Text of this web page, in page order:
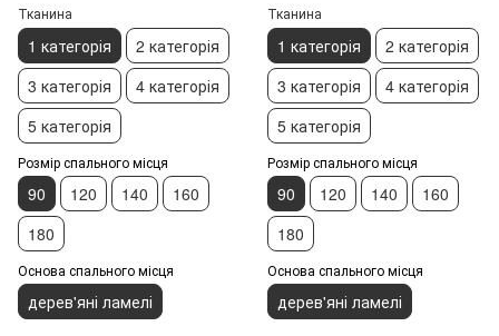
Тканина
1 категорія
2 категорія
3 категорія
4 категорія
5 категорія
Розмір спального місця
90 120 140
160
180
Основа спального місця
дерев'яні ламелі
Тканина
1 категорія
2 категорія
3 категорія
4 категорія
5 категорія
Розмір спального місця
90 120 140
160
180
Основа спального місця
дерев'яні ламелі